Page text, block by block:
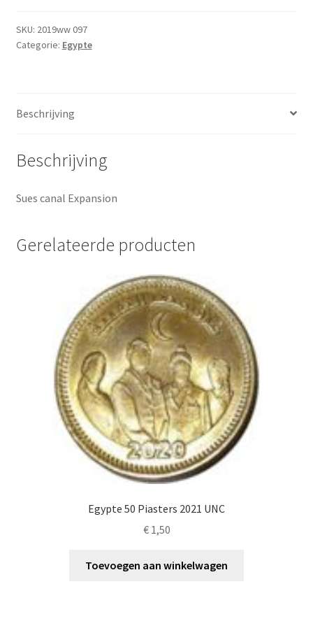
aantal
SKU: 2019ww 097
Categorie: Egypte
Beschrijving
Beschrijving
Sues canal Expansion
Gerelateerde producten
Egypte 50 Piasters 2021 UNC
€1,50
Toevoegen aan winkelwagen